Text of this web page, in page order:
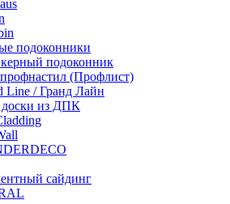
подоконники
подоконник
(Профлист)
Line / Гранд Лайн
из ДПК
сайдинг